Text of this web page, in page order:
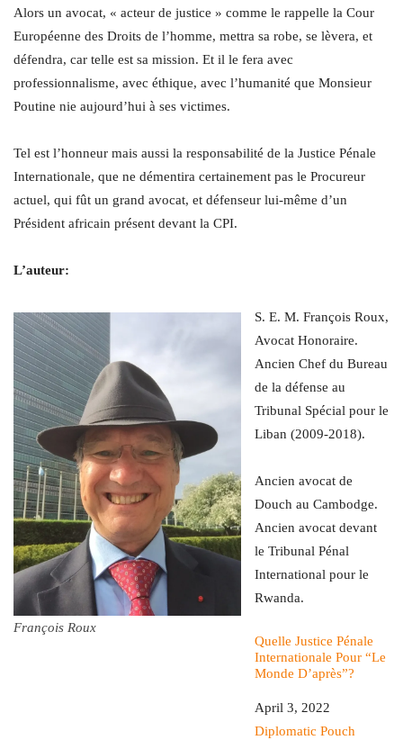
Alors un avocat, « acteur de justice » comme le rappelle la Cour
Européenne des Droits de l’homme, mettra sa robe, se lèvera, et
défendra, car telle est sa mission. Et il le fera avec
professionnalisme, avec éthique, avec l’humanité que Monsieur
Poutine nie aujourd’hui à ses victimes.
Tel est l’honneur mais aussi la responsabilité de la Justice Pénale
Internationale, que ne démentira certainement pas le Procureur
actuel, qui fût un grand avocat, et défenseur lui-même d’un
Président africain présent devant la CPI.
L’auteur:
François Roux
S. E. M. François Roux,
Avocat Honoraire.
Ancien Chef du Bureau
de la défense au
Tribunal Spécial pour le
Liban (2009-2018).
Ancien avocat de
Douch au Cambodge.
Ancien avocat devant
le Tribunal Pénal
International pour le
Rwanda.
Quelle Justice Pénale
Internationale Pour “Le
Monde D’après”?
Date
April 3, 2022
In relation to
Diplomatic Pouch